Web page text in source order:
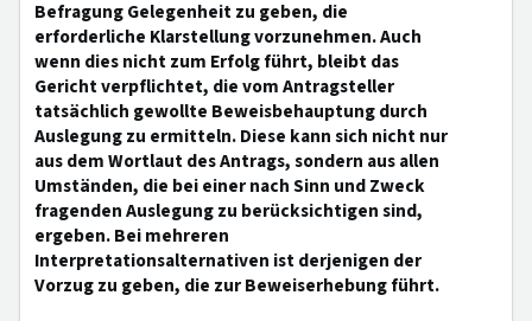
Befragung Gelegenheit zu geben, die
erforderliche Klarstellung vorzunehmen. Auch
wenn dies nicht zum Erfolg führt, bleibt das
Gericht verpflichtet, die vom Antragsteller
tatsächlich gewollte Beweisbehauptung durch
Auslegung zu ermitteln. Diese kann sich nicht nur
aus dem Wortlaut des Antrags, sondern aus allen
Umständen, die bei einer nach Sinn und Zweck
fragenden Auslegung zu berücksichtigen sind,
ergeben. Bei mehreren
Interpretationsalternativen ist derjenigen der
Vorzug zu geben, die zur Beweiserhebung führt.